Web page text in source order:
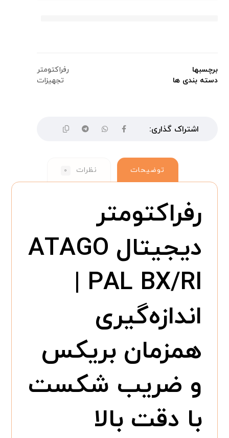
برچسبها
رفراکتومتر
دسته بندی ها
تجهیزات
توضیحات نظرات ۰
رفراکتومتر
دیجیتال ATAGO
PAL BX/RI |
اندازه‌گیری
همزمان بریکس
و ضریب شکست
با دقت بالا